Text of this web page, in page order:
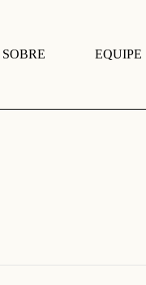
SOBRE EQUIPE